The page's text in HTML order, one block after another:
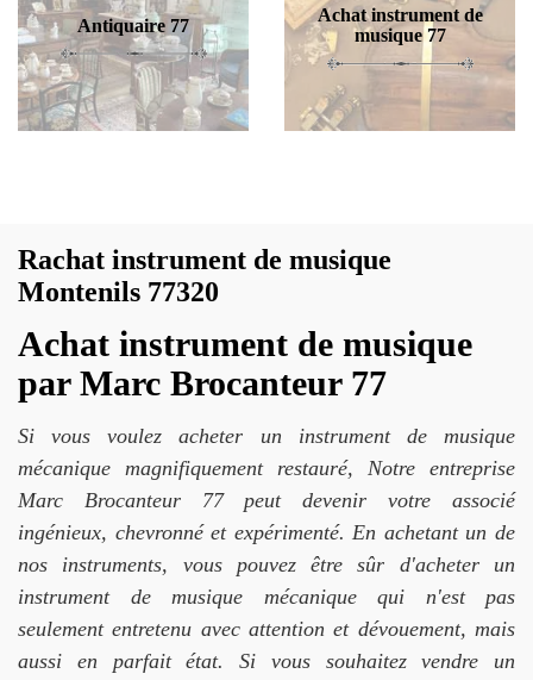
Antiquaire 77
Achat instrument de
musique 77
Rachat instrument de musique
Montenils 77320
Achat instrument de musique
par Marc Brocanteur 77
Si vous voulez acheter un instrument de musique
mécanique magnifiquement restauré, Notre entreprise
Marc Brocanteur 77 peut devenir votre associé
ingénieux, chevronné et expérimenté. En achetant un de
nos instruments, vous pouvez être sûr d'acheter un
instrument de musique mécanique qui n'est pas
seulement entretenu avec attention et dévouement, mais
aussi en parfait état. Si vous souhaitez vendre un